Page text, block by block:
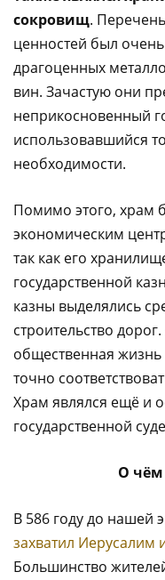
сокровищ.
ценностей был
драгоценных
вин. Зачастую они
неприкосновенный
использовавшийся
необходимости.
Помимо этого, храм
экономическим
так как его
государственной
казны выделялись
строительство
общественная
точно
Храм являлся ещё и
государственной
О чём
В 586 году до нашей
захватил Иерусалим
Большинство